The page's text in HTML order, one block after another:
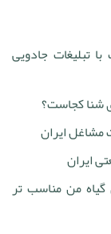
تبلیغات جادویی
شنا کجاست؟
مشاغل ایران
ایران
من مناسب تر